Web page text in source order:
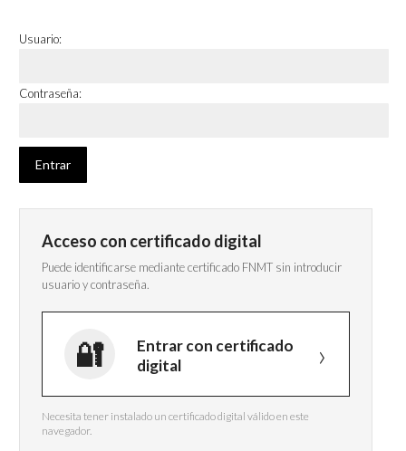
Usuario:
Contraseña:
Acceso con certificado digital
Puede identificarse mediante certificado FNMT sin introducir
usuario y contraseña.
Entrar con certificado
digital
Necesita tener instalado un certificado digital válido en este
navegador.